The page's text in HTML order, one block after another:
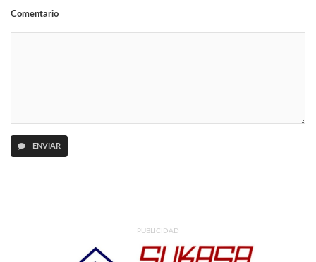
Comentario
ENVIAR
PUBLICIDAD